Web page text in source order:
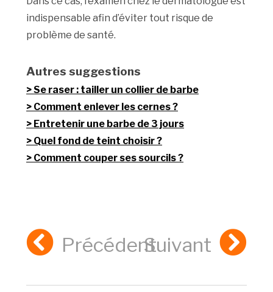
indispensable afin d’éviter tout risque de
problème de santé.
Autres suggestions
Se raser : tailler un collier de barbe
Comment enlever les cernes ?
Entretenir une barbe de 3 jours
Quel fond de teint choisir ?
Comment couper ses sourcils ?
PrécédentSuivant